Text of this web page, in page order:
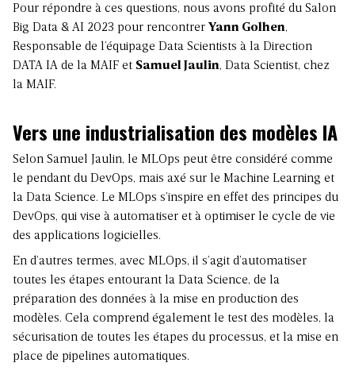
Pour répondre à ces questions, nous avons profité du Salon
Big Data & AI 2023 pour rencontrer Yann Golhen,
Responsable de l’équipage Data Scientists à la Direction
DATA IA de la MAIF et Samuel Jaulin, Data Scientist, chez
la MAIF.
Vers une industrialisation des modèles IA
Selon Samuel Jaulin, le MLOps peut être considéré comme
le pendant du DevOps, mais axé sur le Machine Learning et
la Data Science. Le MLOps s’inspire en effet des principes du
DevOps, qui vise à automatiser et à optimiser le cycle de vie
des applications logicielles.
En d’autres termes, avec MLOps, il s’agit d’automatiser
toutes les étapes entourant la Data Science, de la
préparation des données à la mise en production des
modèles. Cela comprend également le test des modèles, la
sécurisation de toutes les étapes du processus, et la mise en
place de pipelines automatiques.